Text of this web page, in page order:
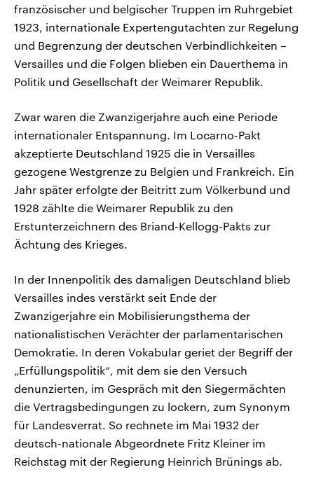
französischer und belgischer Truppen im Ruhrgebiet
1923, internationale Expertengutachten zur Regelung
und Begrenzung der deutschen Verbindlichkeiten –
Versailles und die Folgen blieben ein Dauerthema in
Politik und Gesellschaft der Weimarer Republik.
Zwar waren die Zwanzigerjahre auch eine Periode
internationaler Entspannung. Im Locarno-Pakt
akzeptierte Deutschland 1925 die in Versailles
gezogene Westgrenze zu Belgien und Frankreich. Ein
Jahr später erfolgte der Beitritt zum Völkerbund und
1928 zählte die Weimarer Republik zu den
Erstunterzeichnern des Briand-Kellogg-Pakts zur
Ächtung des Krieges.
In der Innenpolitik des damaligen Deutschland blieb
Versailles indes verstärkt seit Ende der
Zwanzigerjahre ein Mobilisierungsthema der
nationalistischen Verächter der parlamentarischen
Demokratie. In deren Vokabular geriet der Begriff der
„Erfüllungspolitik“, mit dem sie den Versuch
denunzierten, im Gespräch mit den Siegermächten
die Vertragsbedingungen zu lockern, zum Synonym
für Landesverrat. So rechnete im Mai 1932 der
deutsch-nationale Abgeordnete Fritz Kleiner im
Reichstag mit der Regierung Heinrich Brünings ab.